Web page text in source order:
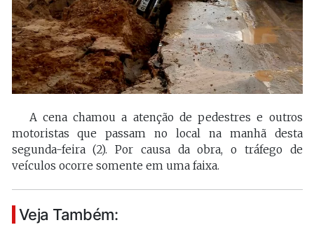
A cena chamou a atenção de pedestres e outros
motoristas que passam no local na manhã desta
segunda-feira (2). Por causa da obra, o tráfego de
veículos ocorre somente em uma faixa.
Veja Também: